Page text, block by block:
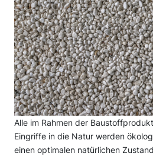
Alle im Rahmen der
Eingriffe in die Natur werden
einen optimalen natürlichen